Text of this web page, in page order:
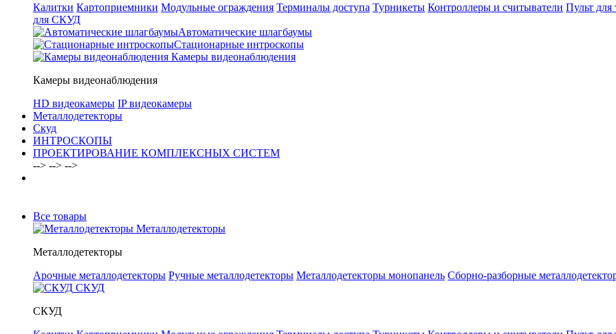
Калитки Картоприемники Модульные ограждения Терминалы доступа Турникеты Контроллеры и считыватели Пульт для
для СКУД
Автоматические шлагбаумы
Стационарные интроскопы
Камеры видеонаблюдения
Камеры видеонаблюдения
HD видеокамеры IP видеокамеры
Металлодетекторы
Скуд
ИНТРОСКОПЫ
ПРОЕКТИРОВАНИЕ КОМПЛЕКСНЫХ СИСТЕМ
--> --> -->
Все товары
Металлодетекторы
Металлодетекторы
Арочные металлодетекторы Ручные металлодетекторы Металлодетекторы монопанель Сборно-разборные
СКУД
СКУД